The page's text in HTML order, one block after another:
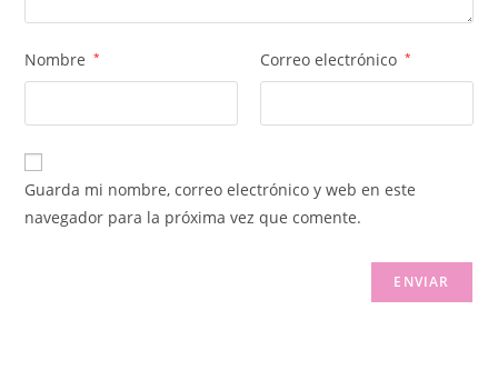
Nombre * Correo electrónico *
Guarda mi nombre, correo electrónico y web en este
navegador para la próxima vez que comente.